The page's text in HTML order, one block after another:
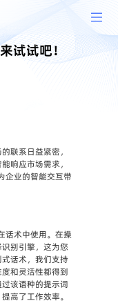
试试吧！
联系日益紧密，
响应市场需求，
企业的智能交互带
话术中使用。在操
别引擎，这为您
话术，我们支持
和灵活性都得到
该语种的提示词
高了工作效率。